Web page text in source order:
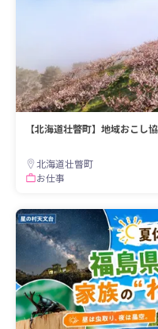
【北海道壮瞥町】地域おこし
北海道壮瞥町
お仕事